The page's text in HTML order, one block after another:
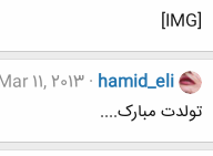
[IMG]
hamid_eli
11, 2013
تولدت مبارک....